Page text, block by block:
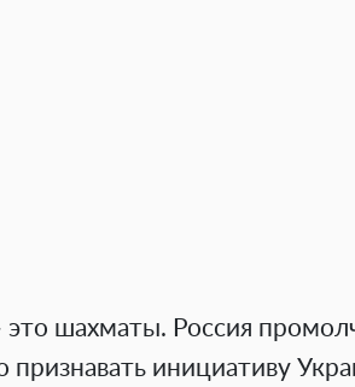
это шахматы. Россия
признавать инициативу